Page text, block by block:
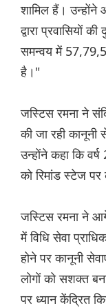
शामिल हैं। उन्होंने
द्वारा प्रवासियों
समन्वय में
है।"
जस्टिस रमना ने
की जा रही कानूनी
उन्होंने कहा कि
को रिमांड स्टेज पर
जस्टिस रमना ने
में विधि सेवा
होने पर कानूनी
लोगों को सशक्त
पर ध्यान केंद्रित